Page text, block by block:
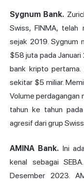
Sygnum Bank.
Swiss, FINMA, telah
sejak 2019. Sygnum
$58 juta pada Januari
bank kripto
sekitar $5 miliar.
Volume perdagangan
tahun ke tahun
agresif dari grup
AMINA Bank. Ini
kenal sebagai
Desember 2023.